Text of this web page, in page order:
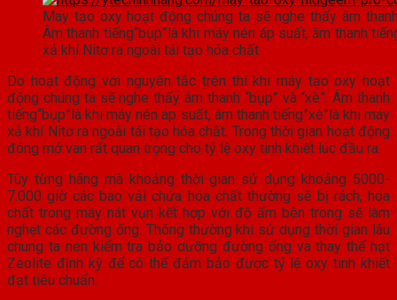
Máy tạo oxy hoạt động chúng ta sẽ nghe thấy âm thanh
Âm thanh tiếng“bụp”là khi máy nén áp suất, âm thanh
xả khí Nitơ ra ngoài tái tạo hóa chất
Do hoạt động với nguyên tắc trên thì khi máy tạo oxy hoạt
động chúng ta sẽ nghe thấy âm thanh “bụp” và “xè”. Âm thanh
tiếng“bụp”là khi máy nén áp suất, âm thanh tiếng”xè”là khi máy
xả khí Nitơ ra ngoài tái tạo hóa chất. Trong thời gian hoạt động
đóng mở van rất quan trọng cho tỷ lệ oxy tinh khiết lúc đầu ra.
Tùy từng hãng mà khoảng thời gian sử dụng khoảng 5000-
7.000 giờ các bao vải chứa hóa chất thường sẽ bị rách, hóa
chất trong máy nát vụn kết hợp với độ ẩm bên trong sẽ làm
nghẹt các đường ống. Thông thường khi sử dụng thời gian lâu
chúng ta nên kiểm tra bảo dưỡng đường ống và thay thế hạt
Zeolite định kỳ để có thể đảm bảo được tỷ lệ oxy tinh khiết
đạt tiêu chuẩn.